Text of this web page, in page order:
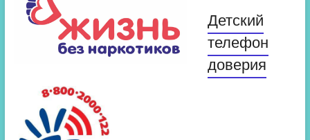
Детский
телефон
доверия